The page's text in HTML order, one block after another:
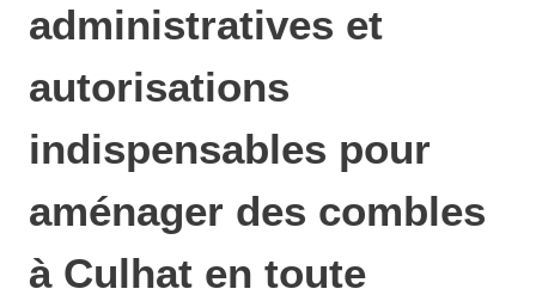
administratives et
autorisations
indispensables pour
aménager des combles
à Culhat en toute